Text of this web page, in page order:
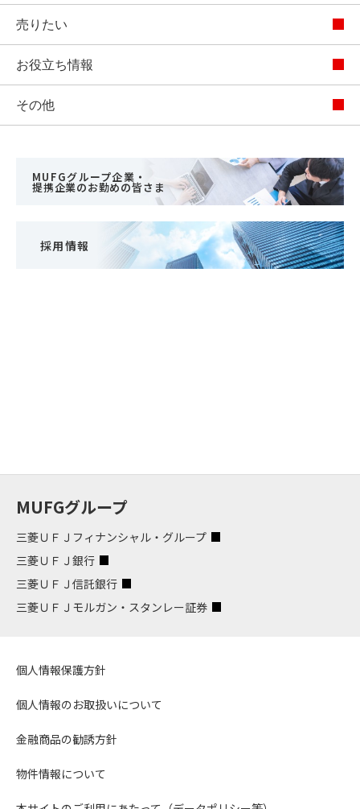
売りたい
お役立ち情報
その他
MUFGグループ企業・
提携企業のお勤めの皆さま
採用情報
MUFGグループ
三菱ＵＦＪフィナンシャル・グループ
三菱ＵＦＪ銀行
三菱ＵＦＪ信託銀行
三菱ＵＦＪモルガン・スタンレー証券
個人情報保護方針
個人情報のお取扱いについて
金融商品の勧誘方針
物件情報について